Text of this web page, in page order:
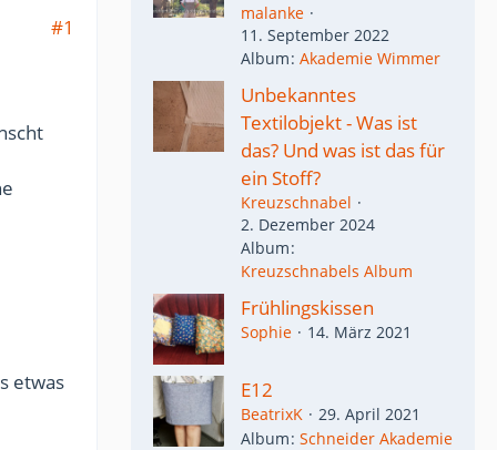
#1
etwas
malanke
11. September 2022
Album Akademie Wimmer
Unbekanntes
Textilobjekt - Was ist
das? Und was ist das für
ein Stoff?
Kreuzschnabel
2. Dezember 2024
Album
Kreuzschnabels Album
Frühlingskissen
Sophie 14. März 2021
E12
BeatrixK
29. April 2021
Album Schneider Akademie